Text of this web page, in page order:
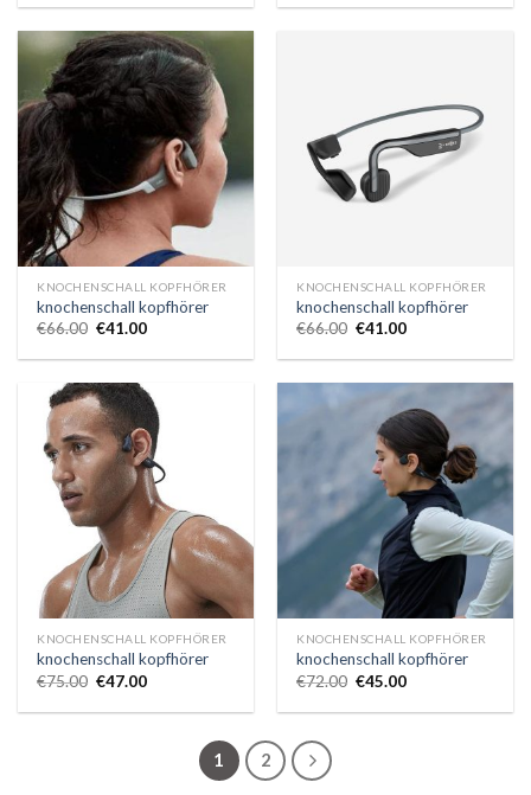
KNOCHENSCHALL KOPFHÖRER
knochenschall kopfhörer
€66.00 €41.00
KNOCHENSCHALL KOPFHÖRER
knochenschall kopfhörer
€66.00 €41.00
KNOCHENSCHALL KOPFHÖRER
knochenschall kopfhörer
€75.00 €47.00
KNOCHENSCHALL KOPFHÖRER
knochenschall kopfhörer
€72.00 €45.00
1 2